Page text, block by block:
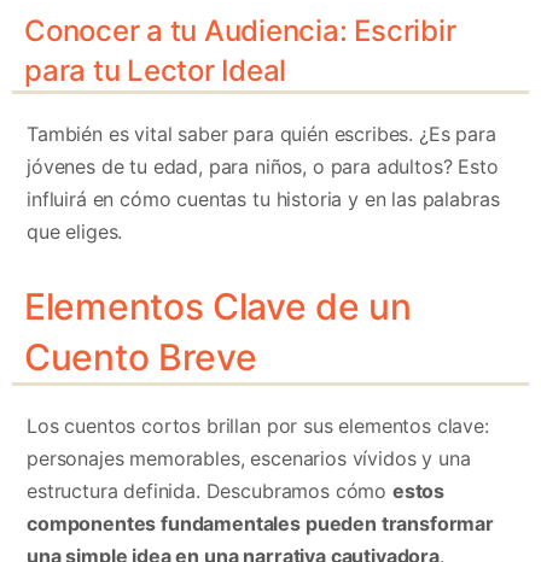
Conocer a tu Audiencia: Escribir
para tu Lector Ideal
También es vital saber para quién escribes. ¿Es para
jóvenes de tu edad, para niños, o para adultos? Esto
influirá en cómo cuentas tu historia y en las palabras
que eliges.
Elementos Clave de un
Cuento Breve
Los cuentos cortos brillan por sus elementos clave:
personajes memorables, escenarios vívidos y una
estructura definida. Descubramos cómo estos
componentes fundamentales pueden transformar
una simple idea en una narrativa cautivadora.